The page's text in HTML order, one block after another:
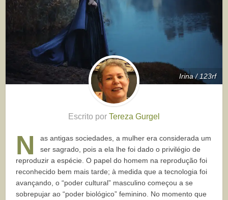
Irina / 123rf
Escrito por Tereza Gurgel
N
as antigas sociedades, a mulher era considerada um
ser sagrado, pois a ela lhe foi dado o privilégio de
reproduzir a espécie. O papel do homem na reprodução foi
reconhecido bem mais tarde; à medida que a tecnologia foi
avançando, o “poder cultural” masculino começou a se
sobrepujar ao “poder biológico” feminino. No momento que